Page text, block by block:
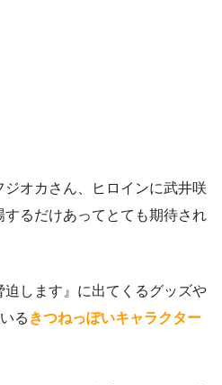
オカさん、ヒロインに武井咲
るだけあってとても期待され
します』に出てくるグッズや
る きつねっぽいキャラクター